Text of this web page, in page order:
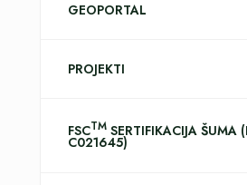
GEOPORTAL
PROJEKTI
FSCTM SERTIFIKACIJA ŠUMA
C021645)